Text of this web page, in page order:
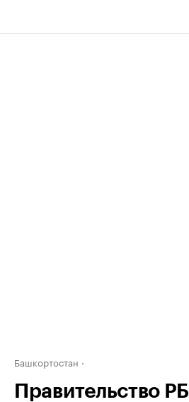
Башкортостан
Правительство РБ